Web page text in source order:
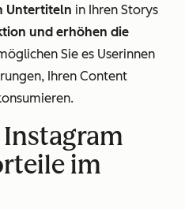
Untertiteln in Ihren Storys
und erhöhen die
Sie es Userinnen
Ihren Content
im